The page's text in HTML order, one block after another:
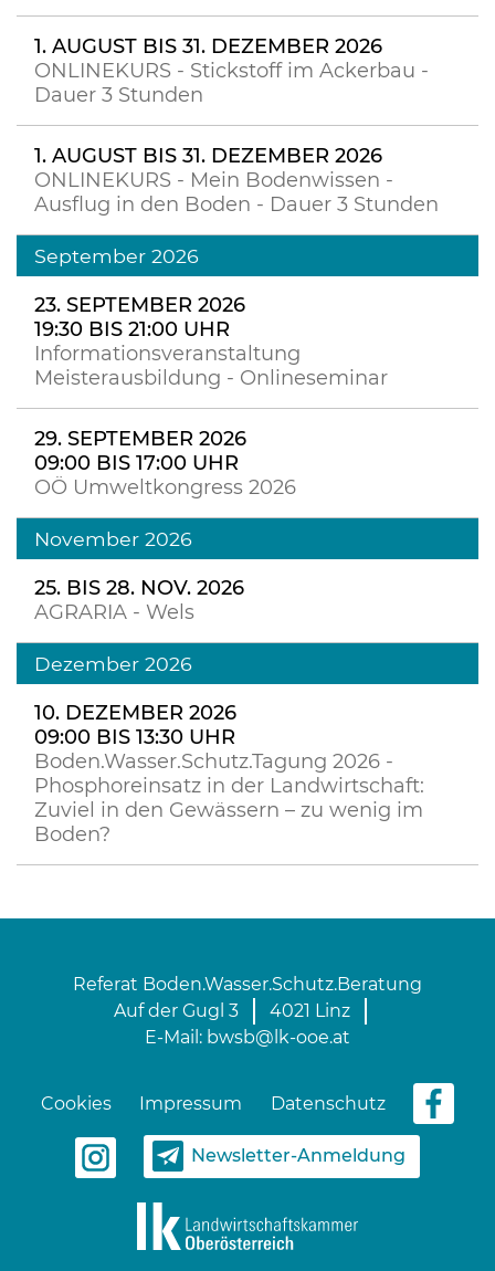
1. AUGUST BIS 31. DEZEMBER 2026
ONLINEKURS - Stickstoff im Ackerbau -
Dauer 3 Stunden
1. AUGUST BIS 31. DEZEMBER 2026
ONLINEKURS - Mein Bodenwissen -
Ausflug in den Boden - Dauer 3 Stunden
September 2026
23. SEPTEMBER 2026
19:30 BIS 21:00 UHR
Informationsveranstaltung
Meisterausbildung - Onlineseminar
29. SEPTEMBER 2026
09:00 BIS 17:00 UHR
OÖ Umweltkongress 2026
November 2026
25. BIS 28. NOV. 2026
AGRARIA - Wels
Dezember 2026
10. DEZEMBER 2026
09:00 BIS 13:30 UHR
Boden.Wasser.Schutz.Tagung 2026 -
Phosphoreinsatz in der Landwirtschaft:
Zuviel in den Gewässern – zu wenig im
Boden?
Referat Boden.Wasser.Schutz.Beratung
Auf der Gugl 3
4021 Linz
E-Mail: bwsb@lk-ooe.at
Cookies Impressum Datenschutz
Newsletter-Anmeldung